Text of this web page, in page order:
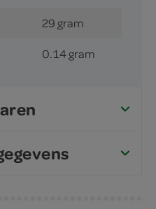
29 gram
0.14 gram